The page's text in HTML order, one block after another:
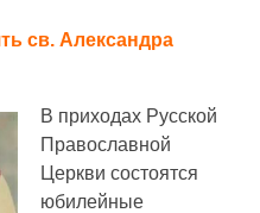
св. Александра
В приходах Русской
Православной
Церкви состоятся
юбилейные